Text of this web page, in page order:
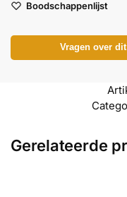
Boodschappenlijst
Vragen over
Gerelateerde